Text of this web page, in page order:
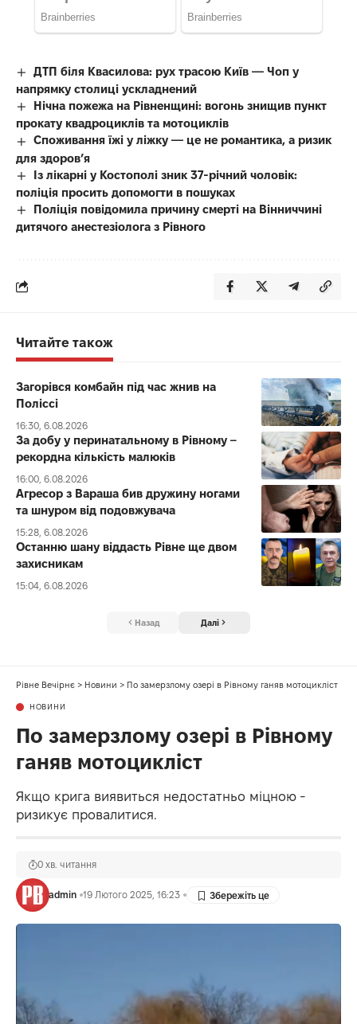
ДТП біля Квасилова: рух трасою Київ — Чоп у
напрямку столиці ускладнений
Нічна пожежа на Рівненщині: вогонь знищив пункт
прокату квадроциклів та мотоциклів
Споживання їжі у ліжку — це не романтика, а ризик
для здоров’я
Із лікарні у Костополі зник 37-річний чоловік:
поліція просить допомогти в пошуках
Поліція повідомила причину смерті на Вінниччині
дитячого анестезіолога з Рівного
Читайте також
Загорівся комбайн під час жнив на
Поліссі
16:30, 6.08.2026
За добу у перинатальному в Рівному –
рекордна кількість малюків
16:00, 6.08.2026
Агресор з Вараша бив дружину ногами
та шнуром від подовжувача
15:28, 6.08.2026
Останню шану віддасть Рівне ще двом
захисникам
15:04, 6.08.2026
Назад Далі
Рівне Вечірнє > Новини > По замерзлому озері в Рівному ганяв мотоцикліст
НОВИНИ
По замерзлому озері в Рівному
ганяв мотоцикліст
Якщо крига виявиться недостатньо міцною -
ризикує провалитися.
admin 19 Лютого 2025, 16:23
0 хв. читання